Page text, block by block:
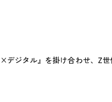
デジタル』を掛け合わせ、Z